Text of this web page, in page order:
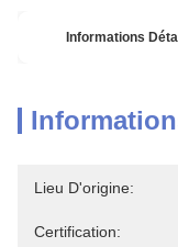
Informations
Lieu D'origine:
Certification: